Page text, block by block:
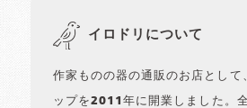
イロドリについて
作家ものの器の通販のお店として
ップを2011年に開業しました。